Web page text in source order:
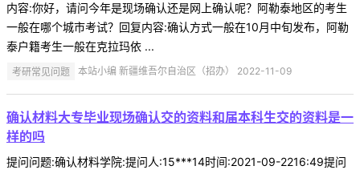
内容:你好，请问今年是现场确认还是网上确认呢？阿勒泰地区的考生
一般在哪个城市考试？回复内容:确认方式一般在10月中旬发布，阿勒
泰户籍考生一般在克拉玛依 ...
考研常见问题 本站小编 新疆维吾尔自治区（招办） 2022-11-09
确认材料大专毕业现场确认交的资料和届本科生交的资料是一
样的吗
提问问题:确认材料学院:提问人:15***14时间:2021-09-2216:49提问